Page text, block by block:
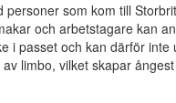
som kom till
och arbetstagare kan
i passet och kan därför
limbo, vilket skapar